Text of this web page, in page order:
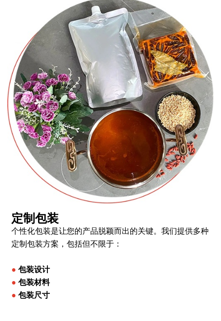
定制包装
个性化包装是让您的产品脱颖而出的关键。我们提供多种
定制包装方案，包括但不限于：
●包装设计
●包装材料
● 包装尺寸